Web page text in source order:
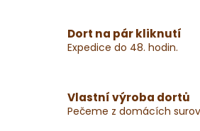
Dort na pár kliknutí
Expedice do 48. hodin.
Vlastní výroba dortů
Pečeme z domácích